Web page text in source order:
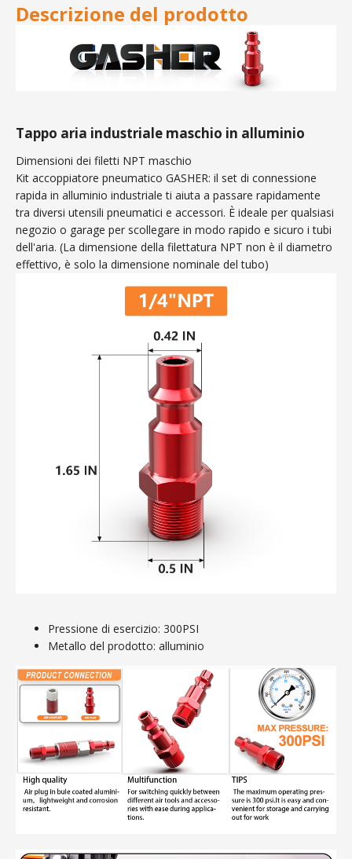
Descrizione del prodotto
Tappo aria industriale maschio in alluminio
Dimensioni dei filetti NPT maschio
Kit accoppiatore pneumatico GASHER: il set di connessione
rapida in alluminio industriale ti aiuta a passare rapidamente
tra diversi utensili pneumatici e accessori. È ideale per qualsiasi
negozio o garage per scollegare in modo rapido e sicuro i tubi
dell'aria. (La dimensione della filettatura NPT non è il diametro
effettivo, è solo la dimensione nominale del tubo)
Pressione di esercizio: 300PSI
Metallo del prodotto: alluminio